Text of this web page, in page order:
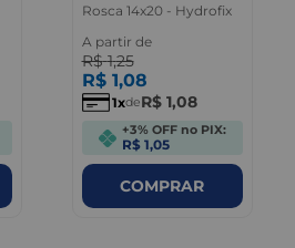
Rosca 14x20 - Hydrofix
A partir de
R$ 1,25
R$ 1,08
1 deR$ 1,08
+3% OFF no PIX:
R$ 1,05
COMPRAR